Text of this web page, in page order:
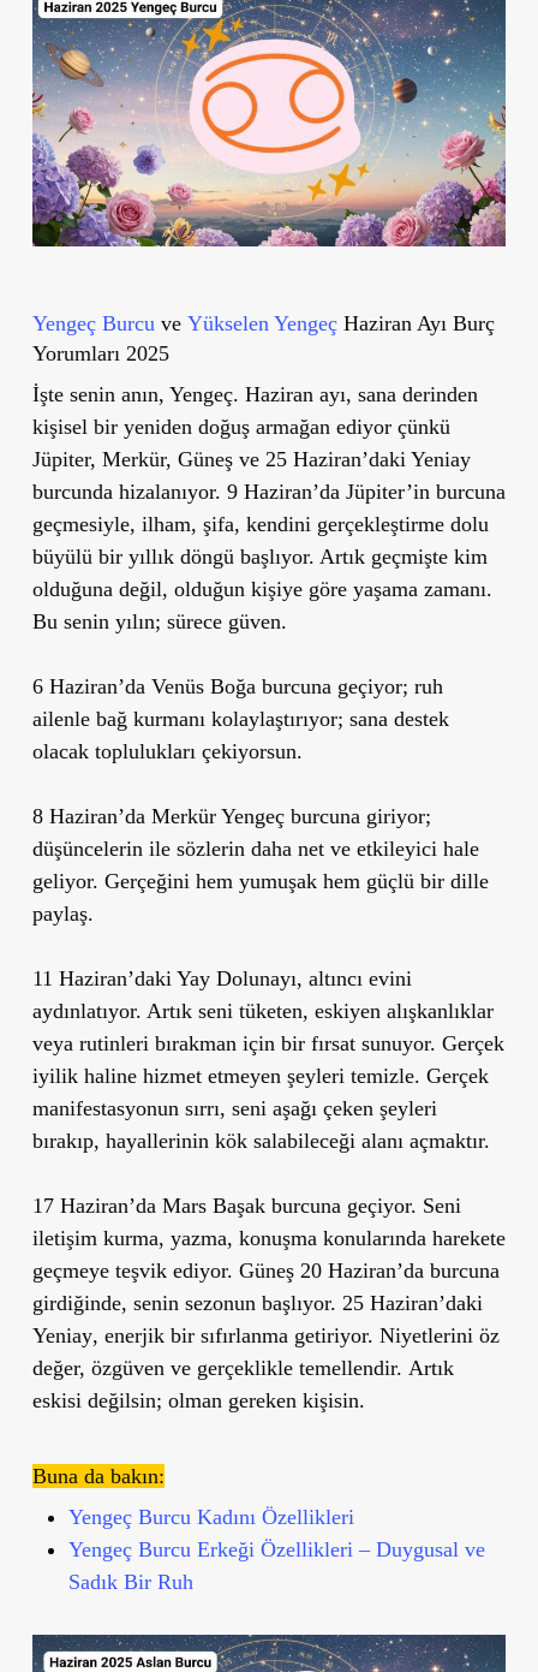
Yengeç Burcu ve Yükselen Yengeç Haziran Ayı Burç
Yorumları 2025
İşte senin anın, Yengeç. Haziran ayı, sana derinden
kişisel bir yeniden doğuşarmağan ediyor çünkü
Jüpiter, Merkür, Güneş ve 25 Haziran’daki Yeniay
burcunda hizalanıyor. 9 Haziran’da Jüpiter’in burcuna
geçmesiyle, ilham, şifa, kendini gerçekleştirme dolu
büyülü bir yıllık döngü başlıyor. Artık geçmişte kim
olduğuna değil, olduğun kişiye göre yaşama zamanı.
Bu senin yılın; sürece güven.
6 Haziran’da Venüs Boğa burcuna geçiyor; ruh
ailenle bağ kurmanı kolaylaştırıyor; sana destek
olacak toplulukları çekiyorsun.
8 Haziran’da Merkür Yengeç burcuna giriyor;
düşüncelerin ile sözlerin daha net ve etkileyici hale
geliyor. Gerçeğini hem yumuşak hem güçlü bir dille
paylaş.
11 Haziran’daki Yay Dolunayı, altıncı evini
aydınlatıyor. Artık seni tüketen, eskiyen alışkanlıklar
veya rutinleri bırakman için bir fırsat sunuyor. Gerçek
iyilik haline hizmet etmeyen şeyleri temizle. Gerçek
manifestasyonun sırrı, seni aşağı çeken şeyleri
bırakıp, hayallerinin kök salabileceği alanı açmaktır.
17 Haziran’da Mars Başak burcuna geçiyor. Seni
iletişim kurma, yazma, konuşma konularında harekete
geçmeye teşvik ediyor. Güneş 20 Haziran’da burcuna
girdiğinde, senin sezonun başlıyor. 25 Haziran’daki
Yeniay, enerjik bir sıfırlanma getiriyor. Niyetlerini öz
değer, özgüven ve gerçeklikletemellendir. Artık
eskisi değilsin; olman gereken kişisin.
Buna da bakın:
Yengeç Burcu Kadını Özellikleri
Yengeç Burcu Erkeği Özellikleri – Duygusal ve
Sadık Bir Ruh